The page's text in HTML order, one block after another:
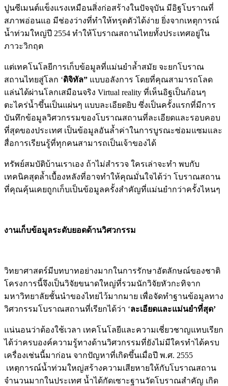
ปูนซีเมนต์แข็งแรงเหมือนสิ่งก่อสร้างในปัจจุบัน มีอิฐโบราณที่
สภาพอ่อนแอ มีช่องว่างที่ทำให้ทรุดตัวได้ง่าย ยิ่งจากเหตุการณ์
น้ำท่วมใหญ่ปี 2554 ทำให้โบราณสถานไทยทั้งประเทศอยู่ใน
ภาวะวิกฤต
แต่เทคโนโลยีการเก็บข้อมูลที่แม่นยำล้ำสมัย จะยกโบราณ
สถานไทยสู่โลก ‘ดิจิทัล” แบบอลังการ โดยที่คุณสามารถโลด
แล่นได้ผ่านโลกเสมือนจริง Virtual reality ที่เห็นอิฐเป็นก้อนๆ
ตะไคร่น้ำขึ้นเป็นแผ่นๆ แบบละเอียดยิบ ซึ่งเป็นครั้งแรกที่มีการ
บันทึกข้อมูลวิศวกรรมของโบราณสถานที่ละเอียดและรอบคอบ
ที่สุดของประเทศ เป็นข้อมูลอันล้ำค่าในการบูรณะซ่อมแซมและ
สื่อการเรียนรู้ที่ทุกคนสามารถเป็นเจ้าของได้
ทรัพย์สมบัติบ้านเราเอง ถ้าไม่สำรวจ ใครเล่าจะทำ พบกับ
เทคนิคสุดล้ำเบื้องหลังที่อาจทำให้คุณมั่นใจได้ว่า โบราณสถาน
ที่คุณคุ้นเคยถูกเก็บเป็นข้อมูลครั้งสำคัญที่แม่นยำกว่าครั้งไหนๆ
งานเก็บข้อมูลระดับยอดด้านวิศวกรรม
วิทยาศาสตร์มีบทบาทอย่างมากในการรักษาอัตลักษณ์ของชาติ
โครงการนี้จึงเป็นวิจัยขนาดใหญ่ที่รวมนักวิจัยหัวกะทิจาก
มหาวิทยาลัยชั้นนำของไทยไว้มากมาย เพื่อจัดทำฐานข้อมูลทาง
วิศวกรรมโบราณสถานที่เรียกได้ว่า ‘ละเอียดและแม่นยำที่สุด’
แน่นอนว่าต้องใช้เวลา เทคโนโลยีและความเชี่ยวชาญแทบเรียก
ได้ว่าครบองค์ความรู้ทางด้านวิศวกรรมที่ยังไม่มีใครทำได้ครบ
เครื่องเช่นนี้มาก่อน จากปัญหาที่เกิดขึ้นเมื่อปี พ.ศ. 2555
เหตุการณ์น้ำท่วมใหญ่สร้างความเสียหายให้กับโบราณสถาน
จำนวนมากในประเทศ น้ำได้กัดเซาะฐานวัดโบราณสำคัญ เกิด